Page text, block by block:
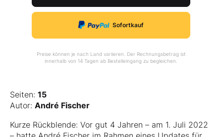
Sofortkauf
Preise können je nach Land variieren. Der Rechnungsbetrag ist
innerhalb von 14 Tagen ab Bestelleingang zu begleichen.
Seiten: 15
Autor: André Fischer
Kurze Rückblende: Vor gut 4 Jahren – am 1. Juli 2022